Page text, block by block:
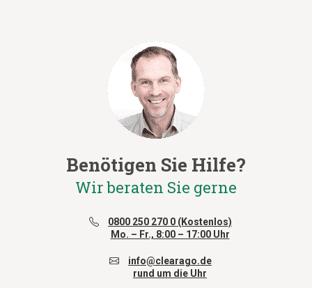
Benötigen Sie Hilfe?
Wir beraten Sie gerne
0800 250 270 0 (Kostenlos)
Mo. – Fr., 8:00 – 17:00 Uhr
info@clearago.de
rund um die Uhr